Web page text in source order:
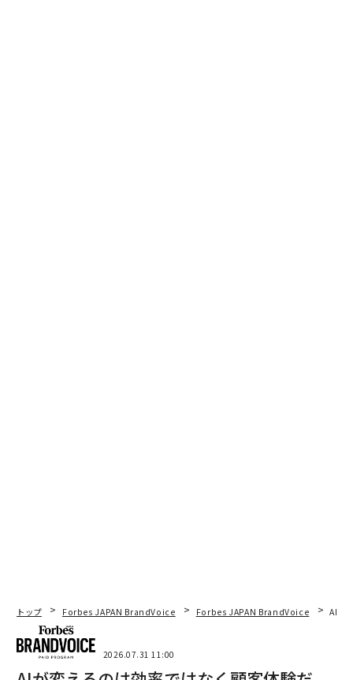
トップ Forbes JAPAN BrandVoice Forbes JAPAN BrandVoice AIが
2026.07.31 11:00